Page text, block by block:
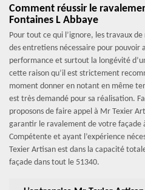
Comment réussir le
Fontaines L Abbaye
Pour tout ce qui l’ignore, les travaux
des entretiens nécessaire pour pouvoir
performance et surtout la longévité
cette raison qu’il est strictement
moment donner en notant en même
est très demandé pour sa réalisation.
proposons de faire appel à Mr Texier
garantir le ravalement de votre façade
Compétente et ayant l’expérience
Texier Artisan est dans la capacité
façade dans tout le 51340.